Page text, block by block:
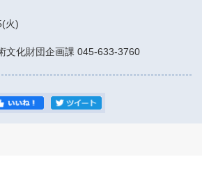
(火)
文化財団企画課 045-633-3760